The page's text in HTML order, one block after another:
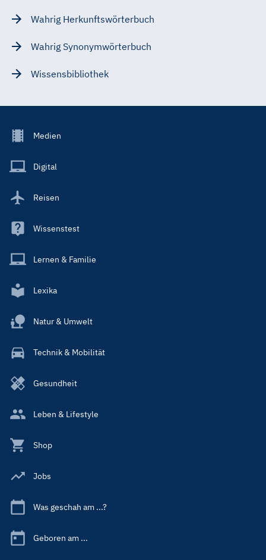
Wahrig Herkunftswörterbuch
Wahrig Synonymwörterbuch
Wissensbibliothek
Footer
Main
Medien
Digital
Reisen
Wissenstest
Lernen & Familie
Lexika
Natur & Umwelt
Technik & Mobilität
Gesundheit
Leben & Lifestyle
Shop
Jobs
Was geschah am ...?
Geboren am ...